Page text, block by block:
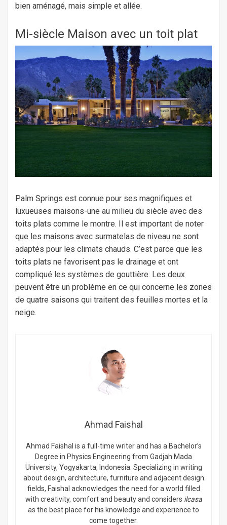
bien aménagé, mais simple et allée.
Mi-siècle Maison avec un toit plat
Palm Springs est connue pour ses magnifiques et
luxueuses maisons-une au milieu du siècle avec des
toits plats comme le montre. Il est important de noter
que les maisons avec surmatelas de niveau ne sont
adaptés pour les climats chauds. C’est parce que les
toits plats ne favorisent pas le drainage et ont
compliqué les systèmes de gouttière. Les deux
peuvent être un problème en ce qui concerne les zones
de quatre saisons qui traitent des feuilles mortes et la
neige.
Ahmad Faishal
Ahmad Faishal is a full-time writer and has a Bachelor’s
Degree in Physics Engineering from Gadjah Mada
University, Yogyakarta, Indonesia. Specializing in writing
about design, architecture, furniture and adjacent design
fields, Faishal acknowledges the need for a world filled
with creativity, comfort and beauty and considers ilcasa
as the best place for his knowledge and experience to
come together.